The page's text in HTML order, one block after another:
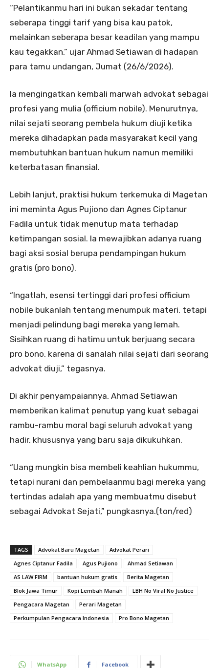
“Pelantikanmu hari ini bukan sekadar tentang
seberapa tinggi tarif yang bisa kau patok,
melainkan seberapa besar keadilan yang mampu
kau tegakkan,” ujar Ahmad Setiawan di hadapan
para tamu undangan, Jumat (26/6/2026).
Ia mengingatkan kembali marwah advokat sebagai
profesi yang mulia (officium nobile). Menurutnya,
nilai sejati seorang pembela hukum diuji ketika
mereka dihadapkan pada masyarakat kecil yang
membutuhkan bantuan hukum namun memiliki
keterbatasan finansial.
Lebih lanjut, praktisi hukum terkemuka di Magetan
ini meminta Agus Pujiono dan Agnes Ciptanur
Fadila untuk tidak menutup mata terhadap
ketimpangan sosial. Ia mewajibkan adanya ruang
bagi aksi sosial berupa pendampingan hukum
gratis (pro bono).
“Ingatlah, esensi tertinggi dari profesi officium
nobile bukanlah tentang menumpuk materi, tetapi
menjadi pelindung bagi mereka yang lemah.
Sisihkan ruang di hatimu untuk berjuang secara
pro bono, karena di sanalah nilai sejati dari seorang
advokat diuji,” tegasnya.
Di akhir penyampaiannya, Ahmad Setiawan
memberikan kalimat penutup yang kuat sebagai
rambu-rambu moral bagi seluruh advokat yang
hadir, khususnya yang baru saja dikukuhkan.
“Uang mungkin bisa membeli keahlian hukummu,
tetapi nurani dan pembelaanmu bagi mereka yang
tertindas adalah apa yang membuatmu disebut
sebagai Advokat Sejati,” pungkasnya.(ton/red)
TAGS Advokat Baru Magetan
Advokat Perari
Agnes Ciptanur Fadila
Agus Pujiono
Ahmad Setiawan
AS LAW FIRM
bantuan hukum gratis
Berita Magetan
Blok Jawa Timur
Kopi Lembah Manah
LBH No Viral No Justice
Pengacara Magetan
Perari Magetan
Perkumpulan Pengacara Indonesia
Pro Bono Magetan
WhatsApp Facebook